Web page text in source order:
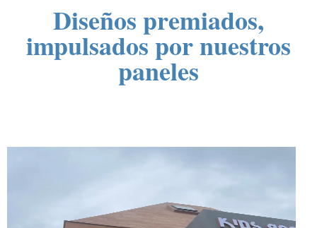
Diseños premiados,
impulsados por nuestros
paneles